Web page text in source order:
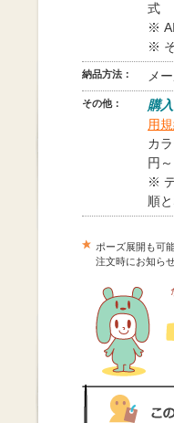
式
※
※
納品方法： メ
その他：
購
用
カ
円
※
順
ポーズ展開も可
注文時にお知ら